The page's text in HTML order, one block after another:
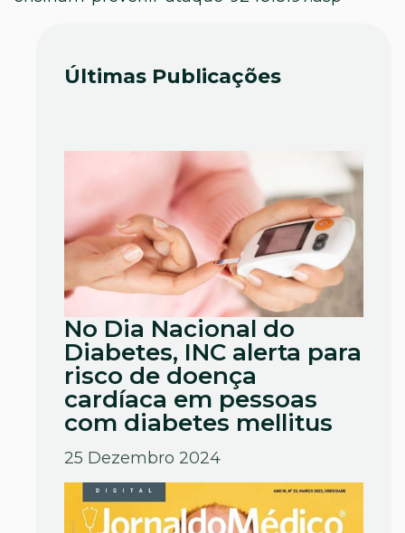
Últimas Publicações
No Dia Nacional do
Diabetes, INC alerta para
risco de doença
cardíaca em pessoas
com diabetes mellitus
25 Dezembro 2024